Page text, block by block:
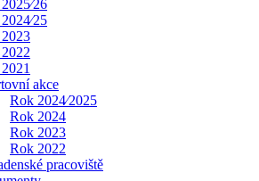
akce
Rok 2024⁄2025
Rok 2024
Rok 2023
Rok 2022
pracoviště